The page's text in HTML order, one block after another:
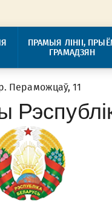
ПРАМЫЯ ЛІНІІ,
ГРАМАДЗЯН
Пераможцаў, 11